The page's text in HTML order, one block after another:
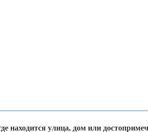
находится улица, дом или